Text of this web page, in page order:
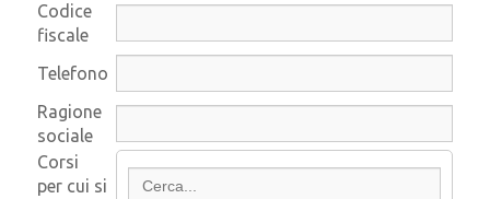
Codice
fiscale
Telefono
Ragione
sociale
Corsi
per cui si